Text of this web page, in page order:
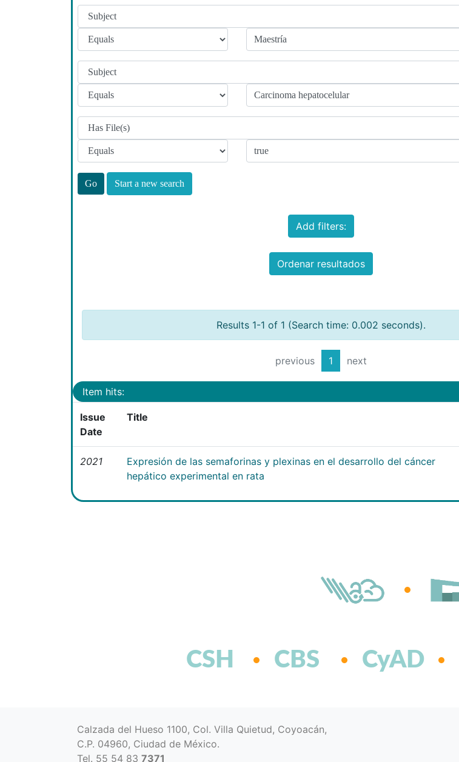
Start a new search
Add filters:
Ordenar resultados
Results 1-1 of 1 (Search time: 0.002 seconds).
previous 1 next
Item hits:
Issue
Date
Title
2021
Expresión de las semaforinas y plexinas en el desarrollo del cáncer
hepático experimental en rata
CSH CBS CyAD
Calzada del Hueso 1100, Col. Villa Quietud, Coyoacán,
C.P. 04960, Ciudad de México.
Tel. 55 54 83 7371